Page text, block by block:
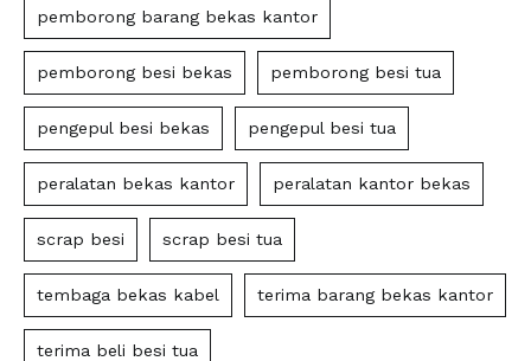
pemborong barang bekas kantor
pemborong besi bekas pemborong besi tua
pengepul besi bekas pengepul besi tua
peralatan bekas kantor peralatan kantor bekas
scrap besi scrap besi tua
tembaga bekas kabel terima barang bekas kantor
terima beli besi tua